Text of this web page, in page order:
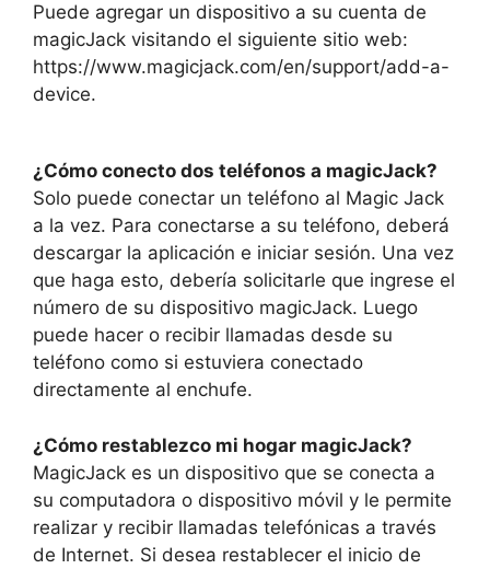
Puede agregar un dispositivo a su cuenta de
magicJack visitando el siguiente sitio web:
https://www.magicjack.com/en/support/add-a-
device.
¿Cómo conecto dos teléfonos a magicJack?
Solo puede conectar un teléfono al Magic Jack
a la vez. Para conectarse a su teléfono, deberá
descargar la aplicación e iniciar sesión. Una vez
que haga esto, debería solicitarle que ingrese el
número de su dispositivo magicJack. Luego
puede hacer o recibir llamadas desde su
teléfono como si estuviera conectado
directamente al enchufe.
¿Cómo restablezco mi hogar magicJack?
MagicJack es un dispositivo que se conecta a
su computadora o dispositivo móvil y le permite
realizar y recibir llamadas telefónicas a través
de Internet. Si desea restablecer el inicio de